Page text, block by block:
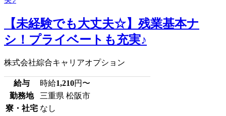
【未経験でも大丈夫☆】残業基本ナ
シ！プライベートも充実♪
株式会社綜合キャリアオプション
給与 時給1,210円〜
勤務地
三重県 松阪市
寮・社宅 なし